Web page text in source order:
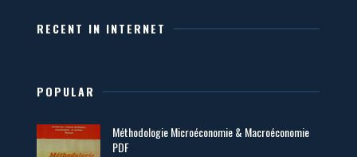
RECENT IN INTERNET
POPULAR
Méthodologie Microéconomie & Macroéconomie
PDF